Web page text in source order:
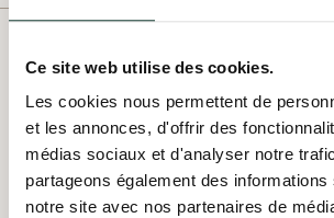
Ce site web utilise des cookies.
Les cookies nous permettent de
et les annonces, d'offrir des
médias sociaux et d'analyser notre
partageons également des
notre site avec nos partenaires de
NOS OFFRES PASSÉES
Voir les offres passées